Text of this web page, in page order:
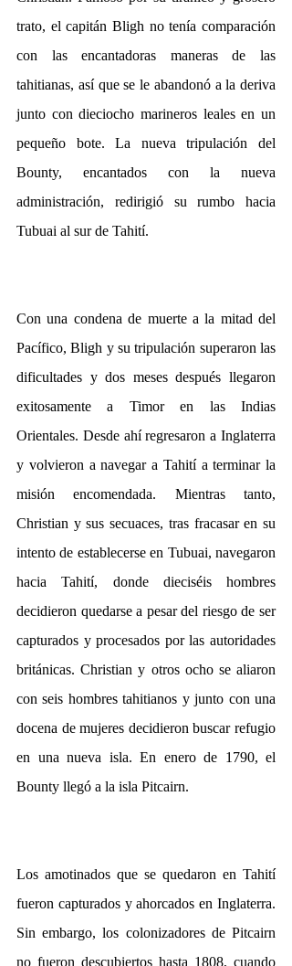
trato, el capitán Bligh no tenía comparación
con las encantadoras maneras de las
tahitianas, así que se le abandonó a la deriva
junto con dieciocho marineros leales en un
pequeño bote. La nueva tripulación del
Bounty, encantados con la nueva
administración, redirigió su rumbo hacia
Tubuai al sur de Tahití.
Con una condena de muerte a la mitad del
Pacífico, Bligh y su tripulación superaron las
dificultades y dos meses después llegaron
exitosamente a Timor en las Indias
Orientales. Desde ahí regresaron a Inglaterra
y volvieron a navegar a Tahití a terminar la
misión encomendada. Mientras tanto,
Christian y sus secuaces, tras fracasar en su
intento de establecerse en Tubuai, navegaron
hacia Tahití, donde dieciséis hombres
decidieron quedarse a pesar del riesgo de ser
capturados y procesados por las autoridades
británicas. Christian y otros ocho se aliaron
con seis hombres tahitianos y junto con una
docena de mujeres decidieron buscar refugio
en una nueva isla. En enero de 1790, el
Bounty llegó a la isla Pitcairn.
Los amotinados que se quedaron en Tahití
fueron capturados y ahorcados en Inglaterra.
Sin embargo, los colonizadores de Pitcairn
no fueron descubiertos hasta 1808, cuando